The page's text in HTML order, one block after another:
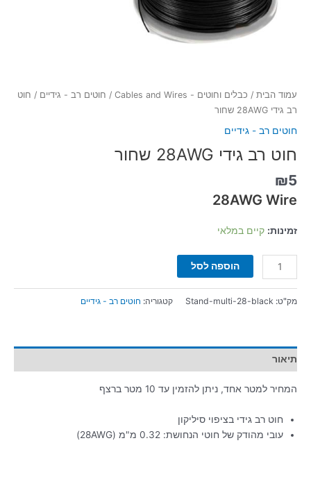
עמוד הבית / כבלים וחוטים - Cables and Wires / חוטים רב - גידיים / חוט
רב גידי 28AWG שחור
חוטים רב - גידיים
חוט רב גידי 28AWG שחור
₪5
28AWG Wire
זמינות: קיים במלאי
הוספה לסל
מק"ט: Stand-multi-28-black קטגוריה: חוטים רב - גידיים
תיאור
המחיר למטר אחד, ניתן להזמין עד 10 מטר ברצף
חוט רב גידי בציפוי סיליקון
עובי מהודק של חוטי הנחושת: 0.32 מ"מ (28AWG)